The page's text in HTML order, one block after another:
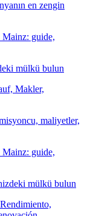
en zengin
mülkü bulun
maliyetler,
mülkü bulun